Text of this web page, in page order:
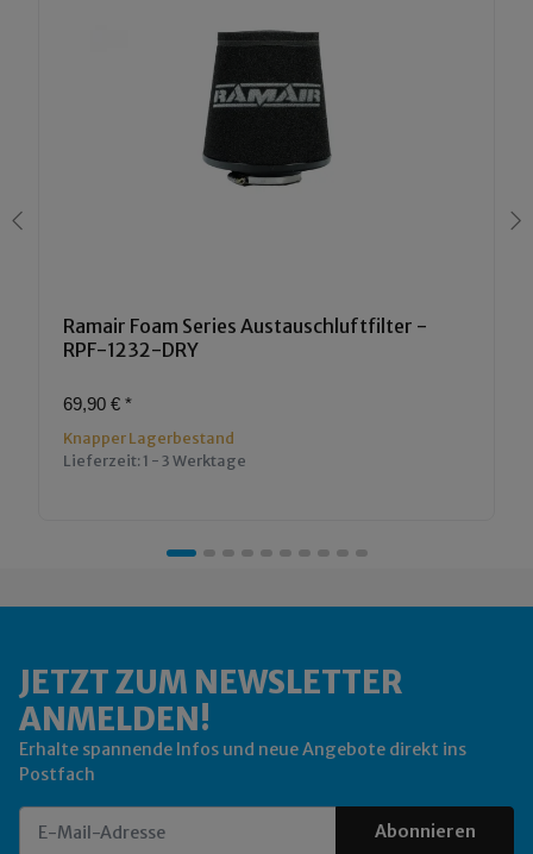
Ramair Foam Series Austauschluftfilter -
RPF-1232-DRY
69,90 € *
Knapper Lagerbestand
Lieferzeit:1 - 3 Werktage
JETZT ZUM NEWSLETTER
ANMELDEN!
Erhalte spannende Infos und neue Angebote direkt ins
Postfach
Abonnieren